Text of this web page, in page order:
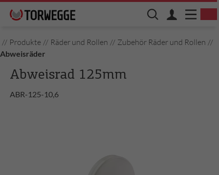
// Produkte // Räder und Rollen // Zubehör Räder und Rollen //
Abweisräder
Abweisrad 125mm
ABR-125-10,6